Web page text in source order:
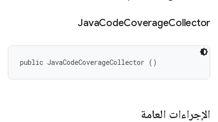
JavaCodeCoverageCollector
public JavaCodeCoverageCollector ()
الإجراءات العامة